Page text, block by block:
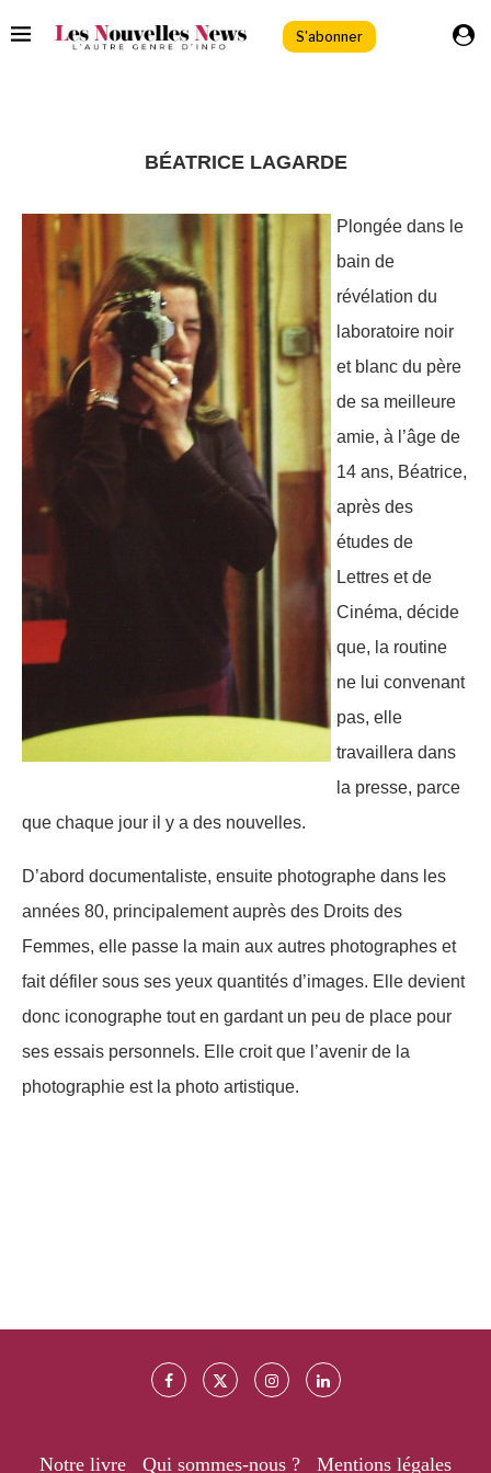
S'abonner
BÉATRICE LAGARDE
Plongée dans le
bain de
révélation du
laboratoire noir
et blanc du père
de sa meilleure
amie, à l’âge de
14 ans, Béatrice,
après des
études de
Lettres et de
Cinéma, décide
que, la routine
ne lui convenant
pas, elle
travaillera dans
la presse, parce
que chaque jour il y a des nouvelles.
D’abord documentaliste, ensuite photographe dans les
années 80, principalement auprès des Droits des
Femmes, elle passe la main aux autres photographes et
fait défiler sous ses yeux quantités d’images. Elle devient
donc iconographe tout en gardant un peu de place pour
ses essais personnels. Elle croit que l’avenir de la
photographie est la photo artistique.
Notre livre Qui sommes-nous ? Mentions légales